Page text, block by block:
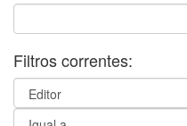
Filtros correntes: